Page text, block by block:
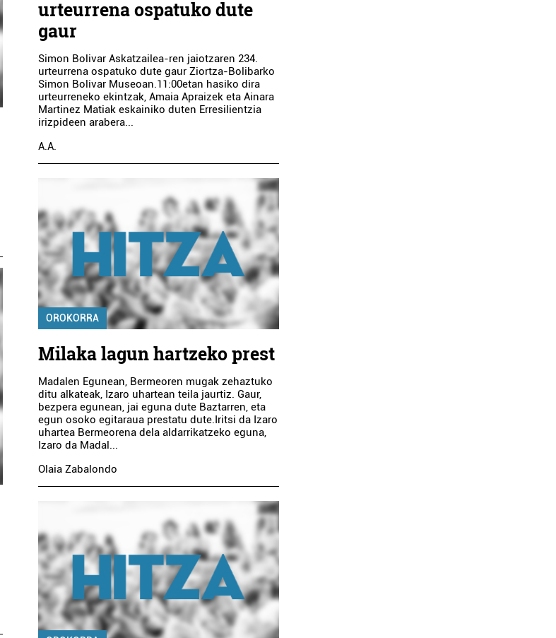
urteurrena ospatuko dute
gaur
Simon Bolivar Askatzailea-ren jaiotzaren 234.
urteurrena ospatuko dute gaur Ziortza-Bolibarko
Simon Bolivar Museoan.11:00etan hasiko dira
urteurreneko ekintzak, Amaia Apraizek eta Ainara
Martinez Matiak eskainiko duten Erresilientzia
irizpideen arabera...
A.A.
OROKORRA
Milaka lagun hartzeko prest
Madalen Egunean, Bermeoren mugak zehaztuko
ditu alkateak, Izaro uhartean teila jaurtiz. Gaur,
bezpera egunean, jai eguna dute Baztarren, eta
egun osoko egitaraua prestatu dute.Iritsi da Izaro
uhartea Bermeorena dela aldarrikatzeko eguna,
Izaro da Madal...
Olaia Zabalondo